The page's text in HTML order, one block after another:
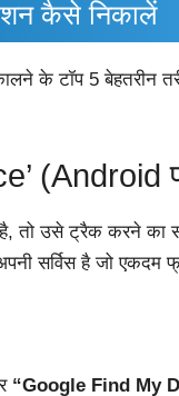
कैसे निकालें
के टॉप 5 बेहतरीन
(Android
तो उसे ट्रैक करने का
सर्विस है जो एकदम
“Google Find My